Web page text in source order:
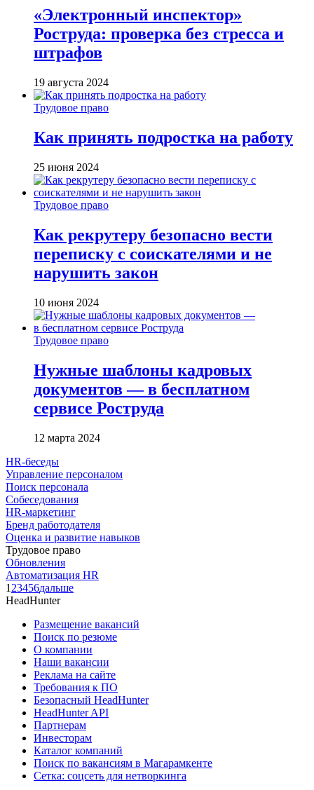
«Электронный инспектор»
Роструда: проверка без стресса и
штрафов
19 августа 2024
Трудовое право
Как принять подростка на работу
25 июня 2024
Трудовое право
Как рекрутеру безопасно вести
переписку с соискателями и не
нарушить закон
10 июня 2024
Трудовое право
Нужные шаблоны кадровых
документов — в бесплатном
сервисе Роструда
12 марта 2024
HR-беседы
Управление персоналом
Поиск персонала
Собеседования
HR-маркетинг
Бренд работодателя
Оценка и развитие навыков
Трудовое право
Обновления
Автоматизация HR
1 23456дальше
HeadHunter
Размещение вакансий
Поиск по резюме
О компании
Наши вакансии
Реклама на сайте
Требования к ПО
Безопасный HeadHunter
HeadHunter API
Партнерам
Инвесторам
Каталог компаний
Поиск по вакансиям в Магарамкенте
Сетка: соцсеть для нетворкинга